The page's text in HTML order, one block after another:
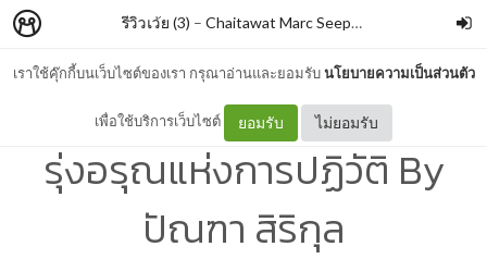
เราใช้คุ๊กกี้บนเว็บไซต์ของเรา กรุณาอ่านและยอมรับนโยบายความเป็นส่วนตัว
เพื่อใช้บริการเว็บไซต์ ยอมรับ ไม่ยอมรับ
รีวิวเว้ย (3) – Chaitawat Marc Seephongsai
2475 Dawn of Revolution
รุ่งอรุณแห่งการปฏิวัติ By
ปัณฑา สิริกุล